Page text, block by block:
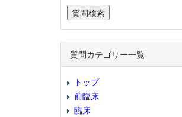
質問カテゴリー一覧
トップ
前臨床
臨床